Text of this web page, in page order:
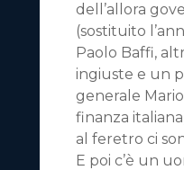
dell’allora
(sostituito
Paolo Baffi,
ingiuste e un
generale
finanza
al feretro ci
E poi c’è un